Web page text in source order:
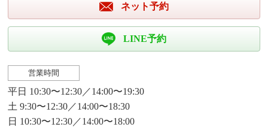
ネット予約
LINE予約
営業時間
平日 10:30〜12:30／14:00〜19:30
土 9:30〜12:30／14:00〜18:30
日 10:30〜12:30／14:00〜18:00